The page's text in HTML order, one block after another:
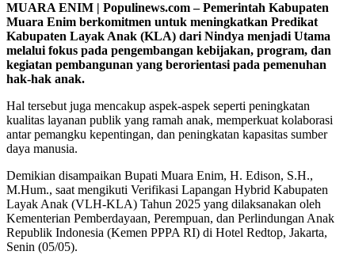
MUARA ENIM | Populinews.com – Pemerintah Kabupaten
Muara Enim berkomitmen untuk meningkatkan Predikat
Kabupaten Layak Anak (KLA) dari Nindya menjadi Utama
melalui fokus pada pengembangan kebijakan, program, dan
kegiatan pembangunan yang berorientasi pada pemenuhan
hak-hak anak.
Hal tersebut juga mencakup aspek-aspek seperti peningkatan
kualitas layanan publik yang ramah anak, memperkuat kolaborasi
antar pemangku kepentingan, dan peningkatan kapasitas sumber
daya manusia.
Demikian disampaikan Bupati Muara Enim, H. Edison, S.H.,
M.Hum., saat mengikuti Verifikasi Lapangan Hybrid Kabupaten
Layak Anak (VLH-KLA) Tahun 2025 yang dilaksanakan oleh
Kementerian Pemberdayaan, Perempuan, dan Perlindungan Anak
Republik Indonesia (Kemen PPPA RI) di Hotel Redtop, Jakarta,
Senin (05/05).